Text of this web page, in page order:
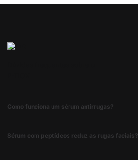
Como funciona um sérum antirrugas?​
Sérum com peptídeos reduz as rugas faciais?​​